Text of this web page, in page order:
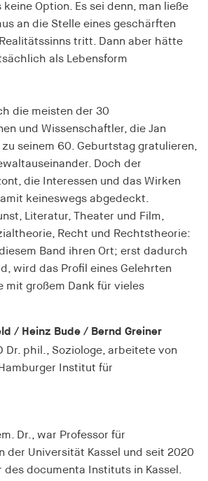
Option. Es sei denn, man ließe
an die Stelle eines geschärften
tritt. Dann aber hätte
als Lebensform
die meisten der 30
und Wissenschaftler, die Jan
seinem 60. Geburtstag gratulieren,
Doch der
die Interessen und das Wirken
keineswegs abgedeckt.
Literatur, Theater und Film,
Recht und Rechtstheorie:
Band ihren Ort; erst dadurch
wird das Profil eines Gelehrten
mit großem Dank für vieles
/ Heinz Bude / Bernd Greiner
Dr. phil., Soziologe, arbeitete von
Institut für
Dr., war Professor für
der Universität Kassel und seit 2020
des documenta Instituts in Kassel.